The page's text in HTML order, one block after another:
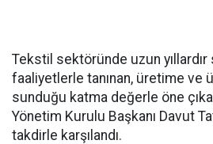
Tekstil sektöründe uzun yıllardır
faaliyetlerle tanınan, üretime ve
sunduğu katma değerle öne
Yönetim Kurulu Başkanı Davut
takdirle karşılandı.